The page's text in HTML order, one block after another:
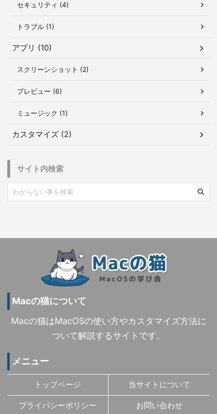
セキュリティ (4)
トラブル (1)
アプリ (10)
スクリーンショット (2)
プレビュー (6)
ミュージック (1)
カスタマイズ (2)
サイト内検索
Macの猫について
Macの猫はMacOSの使い方やカスタマイズ方法に
ついて解説するサイトです。
メニュー
トップページ 当サイトについて
プライバシーポリシー お問い合わせ